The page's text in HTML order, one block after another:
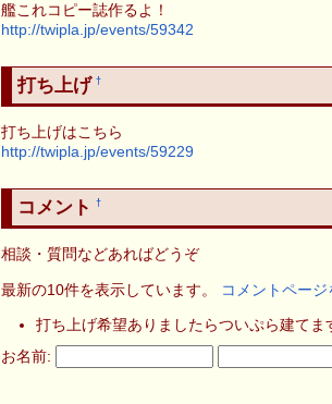
艦これコピー誌作るよ！
http://twipla.jp/events/59342
打ち上げ †
打ち上げはこちら
http://twipla.jp/events/59229
コメント †
相談・質問などあればどうぞ
最新の10件を表示しています。 コメントページ
打ち上げ希望ありましたらついぷら建てま
お名前: